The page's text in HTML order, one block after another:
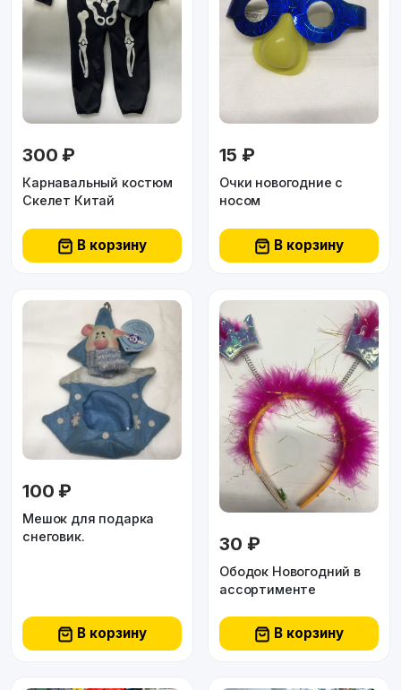
300 ₽
Карнавальный костюм
Скелет Китай
В корзину
15 ₽
Очки новогодние с
носом
В корзину
100 ₽
Мешок для подарка
снеговик.
В корзину
30 ₽
Ободок Новогодний в
ассортименте
В корзину